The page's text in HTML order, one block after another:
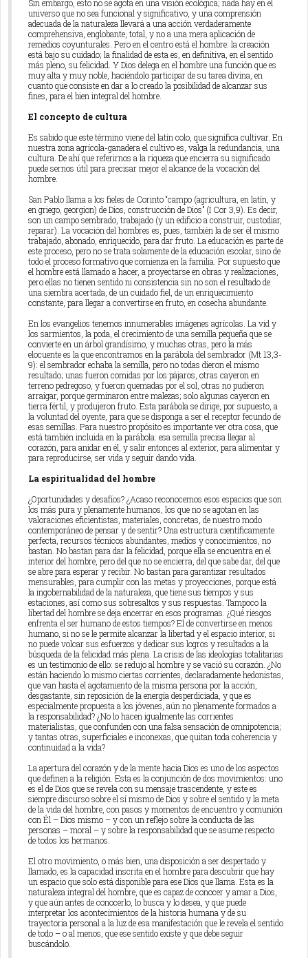
Sin embargo, esto no se agota en una visión ecológica; nada hay en el
universo que no sea funcional y significativo, y una comprensión
adecuada de la naturaleza llevará a una acción verdaderamente
comprehensiva, englobante, total, y no a una mera aplicación de
remedios coyunturales. Pero en el centro está el hombre: la creación
está bajo su cuidado; la finalidad de esta es, en definitiva, en el sentido
más pleno, su felicidad. Y Dios delega en el hombre una función que es
muy alta y muy noble, haciéndolo participar de su tarea divina, en
cuanto que consiste en dar a lo creado la posibilidad de alcanzar sus
fines, para el bien integral del hombre.
El concepto de cultura
Es sabido que este término viene del latín colo, que significa cultivar. En
nuestra zona agrícola-ganadera el cultivo es, valga la redundancia, una
cultura. De ahí que referirnos a la riqueza que encierra su significado
puede sernos útil para precisar mejor el alcance de la vocación del
hombre.
San Pablo llama a los fieles de Corinto “campo (agricultura, en latín, y
en griego, georgion) de Dios, construcción de Dios” (I Cor 3,9). Es decir,
son un campo sembrado, trabajado (y un edificio a construir, custodiar,
reparar). La vocación del hombres es, pues, también la de ser él mismo
trabajado, abonado, enriquecido, para dar fruto. La educación es parte de
este proceso, pero no se trata solamente de la educación escolar, sino de
todo el proceso formativo que comienza en la familia. Por supuesto que
el hombre está llamado a hacer, a proyectarse en obras y realizaciones,
pero ellas no tienen sentido ni consistencia sin no son el resultado de
una siembra acertada, de un cuidado fiel, de un enriquecimiento
constante, para llegar a convertirse en fruto, en cosecha abundante.
En los evangelios tenemos innumerables imágenes agrícolas. La vid y
los sarmientos, la poda, el crecimiento de una semilla pequeña que se
convierte en un árbol grandísimo, y muchas otras, pero la más
elocuente es la que encontramos en la parábola del sembrador (Mt 13,3-
9): el sembrador echaba la semilla, pero no todas dieron el mismo
resultado; unas fueron comidas por los pájaros, otras cayeron en
terreno pedregoso, y fueron quemadas por el sol, otras no pudieron
arraigar, porque germinaron entre malezas; solo algunas cayeron en
tierra fértil, y produjeron fruto. Esta parábola se dirige, por supuesto, a
la voluntad del oyente, para que se disponga a ser el receptor fecundo de
esas semillas. Para nuestro propósito es importante ver otra cosa, que
está también incluida en la parábola: esa semilla precisa llegar al
corazón, para anidar en él, y salir entonces al exterior, para alimentar y
para reproducirse, ser vida y seguir dando vida.
La espiritualidad del hombre
¿Oportunidades y desafíos? ¿Acaso reconocemos esos espacios que son
los más pura y plenamente humanos, los que no se agotan en las
valoraciones eficientistas, materiales, concretas, de nuestro modo
contemporáneo de pensar y de sentir? Una estructura científicamente
perfecta, recursos técnicos abundantes, medios y conocimientos, no
bastan. No bastan para dar la felicidad, porque ella se encuentra en el
interior del hombre, pero del que no se encierra, del que sabe dar, del que
se abre para esperar y recibir. No bastan para garantizar resultados
mensurables, para cumplir con las metas y proyecciones, porque está
la ingobernabilidad de la naturaleza, que tiene sus tiempos y sus
estaciones, así como sus sobresaltos y sus respuestas. Tampoco la
libertad del hombre se deja encerrar en esos programas. ¿Qué riesgos
enfrenta el ser humano de estos tiempos? El de convertirse en menos
humano, si no se le permite alcanzar la libertad y el espacio interior, si
no puede volcar sus esfuerzos y dedicar sus logros y resultados a la
búsqueda de la felicidad más plena. La crisis de las ideologías totalitarias
es un testimonio de ello: se redujo al hombre y se vació su corazón. ¿No
están haciendo lo mismo ciertas corrientes, declaradamente hedonistas,
que van hasta el agotamiento de la misma persona por la acción,
desgastante, sin reposición de la energía desperdiciada, y que es
especialmente propuesta a los jóvenes, aún no plenamente formados a
la responsabilidad? ¿No lo hacen igualmente las corrientes
materialistas, que confunden con una falsa sensación de omnipotencia;
y tantas otras, superficiales e inconexas, que quitan toda coherencia y
continuidad a la vida?
La apertura del corazón y de la mente hacia Dios es uno de los aspectos
que definen a la religión. Esta es la conjunción de dos movimientos: uno
es el de Dios que se revela con su mensaje trascendente, y este es
siempre discurso sobre el sí mismo de Dios y sobre el sentido y la meta
de la vida del hombre, con pasos y momentos de encuentro y comunión
con Él – Dios mismo – y con un reflejo sobre la conducta de las
personas – moral – y sobre la responsabilidad que se asume respecto
de todos los hermanos.
El otro movimiento, o más bien, una disposición a ser despertado y
llamado, es la capacidad inscrita en el hombre para descubrir que hay
un espacio que solo está disponible para ese Dios que llama. Esta es la
naturaleza integral del hombre, que es capaz de conocer y amar a Dios,
y que aún antes de conocerlo, lo busca y lo desea, y que puede
interpretar los acontecimientos de la historia humana y de su
trayectoria personal a la luz de esa manifestación que le revela el sentido
de todo – o al menos, que ese sentido existe y que debe seguir
buscándolo.